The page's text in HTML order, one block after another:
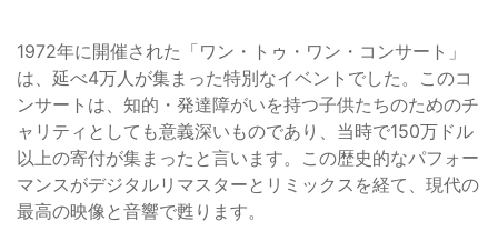
1972年に開催された「ワン・トゥ・ワン・コンサート」
は、延べ4万人が集まった特別なイベントでした。このコ
ンサートは、知的・発達障がいを持つ子供たちのためのチ
ャリティとしても意義深いものであり、当時で150万ドル
以上の寄付が集まったと言います。この歴史的なパフォー
マンスがデジタルリマスターとリミックスを経て、現代の
最高の映像と音響で甦ります。